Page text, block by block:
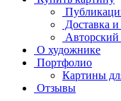
Доставка
Авторский
О художнике
Портфолио
Картины
Отзывы